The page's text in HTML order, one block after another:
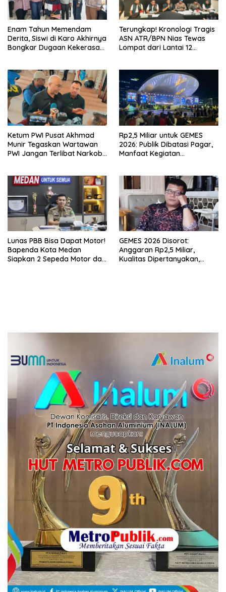
Enam Tahun Memendam
Derita, Siswi di Karo Akhirnya
Bongkar Dugaan Kekerasan
Terungkap! Kronologi Tragis
ASN ATR/BPN Nias Tewas
Lompat dari Lantai 12
Ketum PWI Pusat Akhmad
Munir Tegaskan Wartawan
PWI Jangan Terlibat Narkoba
Rp2,5 Miliar untuk GEMES
2026: Publik Dibatasi Pagar,
Manfaat Kegiatan
Lunas PBB Bisa Dapat Motor!
Bapenda Kota Medan
Siapkan 2 Sepeda Motor dan
GEMES 2026 Disorot:
Anggaran Rp2,5 Miliar,
Kualitas Dipertanyakan,